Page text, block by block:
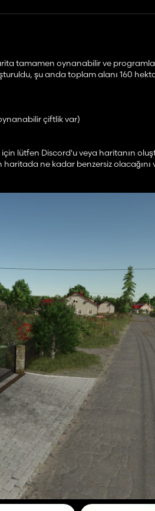
tamamen oynanabilir ve
şu anda toplam alanı 160
çiftlik var)
lütfen Discord'u veya haritanın
haritada ne kadar benzersiz